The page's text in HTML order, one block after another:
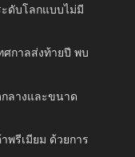
ะดับโลกแบบไม่มี
ศกาลส่งท้ายปี พบ
ลางและขนาด
พรีเมียม ด้วยการ